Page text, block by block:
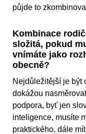
půjde to
Kombinace
složitá, pokud
vnímáte jako
obecně?
Nejdůležitější je být
dokážou
podpora, byť jen
inteligence, musíte
praktického, dále